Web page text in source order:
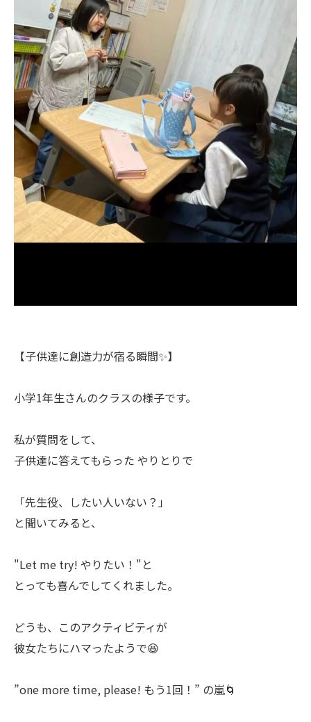
【子供達に創造力が宿る瞬間✨】
小学1年生さんのクラスの様子です。
私が質問をして、
子供達に答えてもらった やりとりで
「先生役、したい人いない？」
と聞いてみると、
"Let me try! やりたい！"と
とっても喜んでしてくれました。
どうも、このアクティビティが
彼女たちにハマったようで😆
”one more time, please! もう1回！” の嵐🌀